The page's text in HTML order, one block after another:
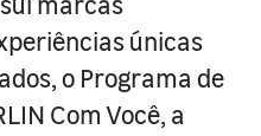
únicas
o Programa de
Com Você, a